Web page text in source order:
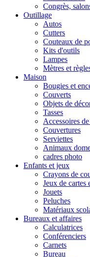
Congrès,
Outillage
Autos
Cutters
Couteaux de
Kits d'outils
Lampes
Mètres et
Maison
Bougies et
Couverts
Objets de
Tasses
Accessoires
Couvertures
Serviettes
Animaux
cadres photo
Enfants et jeux
Crayons de
Jeux de cartes
Jouets
Peluches
Matériaux
Bureaux et affaires
Calculatrices
Conférenciers
Carnets
Bureau